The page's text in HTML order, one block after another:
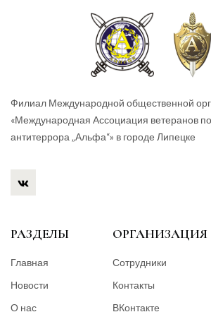
Филиал Международной общественной
«Международная Ассоциация ветеранов
антитеррора „Альфа“» в городе Липецке
РАЗДЕЛЫ
Главная
Новости
О нас
ОРГАНИЗАЦИЯ
Сотрудники
Контакты
ВКонтакте